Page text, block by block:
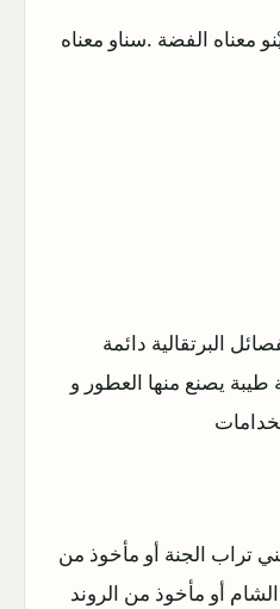
معناه الفضة .سناو معناه
البرتقالية دائمة
طيبة يصنع منها العطور و
تراب الجنة أو مأخوذ من
أو مأخوذ من الروند